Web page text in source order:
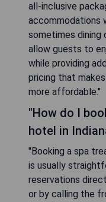
all-inclusive
accommodations
sometimes dining
allow guests to
while providing
pricing that
more affordable."
"How do I
hotel in
"Booking a spa
is usually
reservations
or by calling the